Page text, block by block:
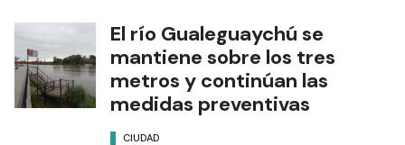
El río Gualeguaychú se
mantiene sobre los tres
metros y continúan las
medidas preventivas
CIUDAD